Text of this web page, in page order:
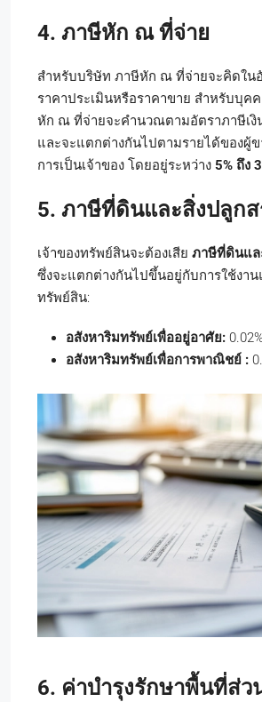
4. ภาษีหัก ณ ที่จ่าย
สำหรับบริษัท ภาษีหัก ณ ที่จ่ายจะคิดใน
ราคาประเมินหรือราคาขาย สำหรับบุค
หัก ณ ที่จ่ายจะคำนวณตามอัตราภาษีเงิ
และจะแตกต่างกันไปตามรายได้ของผู้ข
การเป็นเจ้าของ โดยอยู่ระหว่าง 5% ถึง
5. ภาษีที่ดินและสิ่งปลูกส
เจ้าของทรัพย์สินจะต้องเสีย ภาษีที่ดินแล
ซึ่งจะแตกต่างกันไปขึ้นอยู่กับการใช้งา
ทรัพย์สิน:
อสังหาริมทรัพย์เพื่ออยู่อาศัย:
อสังหาริมทรัพย์เพื่อการพาณิชย์ :
6. ค่าบำรุงรักษาพื้นที่ส่ว